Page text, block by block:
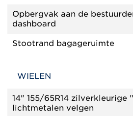
Opbergvak aan de
dashboard
Stootrand bagageruimte
WIELEN
14" 155/65R14 zilverkleurige
lichtmetalen velgen